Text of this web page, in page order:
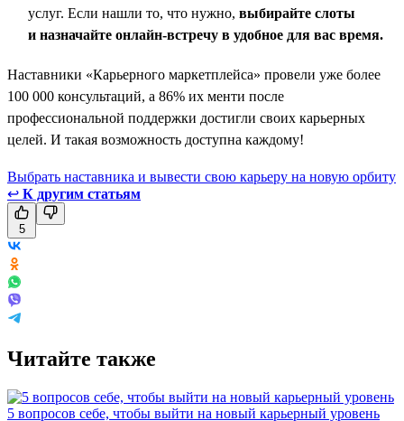
услуг. Если нашли то, что нужно, выбирайте слоты
и назначайте онлайн-встречу в удобное для вас время.
Наставники «Карьерного маркетплейса» провели уже более
100 000 консультаций, а 86% их менти после
профессиональной поддержки достигли своих карьерных
целей. И такая возможность доступна каждому!
Выбрать наставника и вывести свою карьеру на новую орбиту
↩ К другим статьям
5
Читайте также
5 вопросов себе, чтобы выйти на новый карьерный уровень